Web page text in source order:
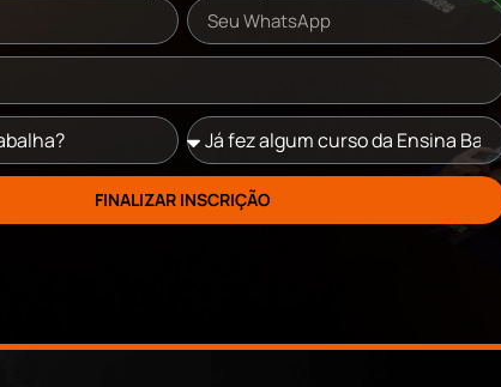
FINALIZAR INSCRIÇÃO